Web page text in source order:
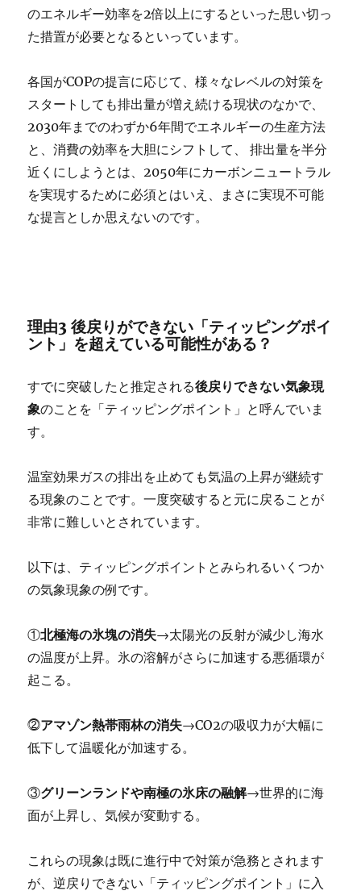
のエネルギー効率を2倍以上にするといった思い切っ
た措置が必要となるといっています。
各国がCOPの提言に応じて、様々なレベルの対策を
スタートしても排出量が増え続ける現状のなかで、
2030年までのわずか6年間でエネルギーの生産方法
と、消費の効率を大胆にシフトして、 排出量を半分
近くにしようとは、2050年にカーボンニュートラル
を実現するために必須とはいえ、まさに実現不可能
な提言としか思えないのです。
理由3 後戻りができない「ティッピングポイ
ント」を超えている可能性がある？
すでに突破したと推定される後戻りできない気象現
象のことを「ティッピングポイント」と呼んでいま
す。
温室効果ガスの排出を止めても気温の上昇が継続す
る現象のことです。一度突破すると元に戻ることが
非常に難しいとされています。
以下は、ティッピングポイントとみられるいくつか
の気象現象の例です。
①北極海の氷塊の消失→太陽光の反射が減少し海水
の温度が上昇。氷の溶解がさらに加速する悪循環が
起こる。
⓶アマゾン熱帯雨林の消失→CO2の吸収力が大幅に
低下して温暖化が加速する。
③グリーンランドや南極の氷床の融解→世界的に海
面が上昇し、気候が変動する。
これらの現象は既に進行中で対策が急務とされます
が、逆戻りできない「ティッピングポイント」に入